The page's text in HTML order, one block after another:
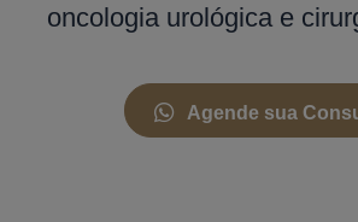
oncologia urológica e
Agende sua